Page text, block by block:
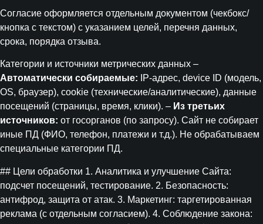
Согласие оформляется отдельным документом (чекбокс/
кнопка с текстом) с указанием целей, перечня данных,
срока, порядка отзыва.
Категории и источники метрических данных –
Автоматически собираемые:
IP-адрес, device ID (модель,
OS, браузер), cookie (технические/аналитические), данные
посещений (страницы, время, клики). – Из третьих
источников: от госорганов (по запросу). Сайт не собирает
иные ПД (ФИО, телефон, платежи и т.д.). Не обрабатываем
специальные категории ПД.
## Цели обработки 1. Аналитика и улучшение Сайта:
подсчет посещений, тестирование. 2. Безопасность:
антифрод, защита от атак. 3. Маркетинг: таргетированная
реклама (с отдельным согласием). 4. Соблюдение закона: